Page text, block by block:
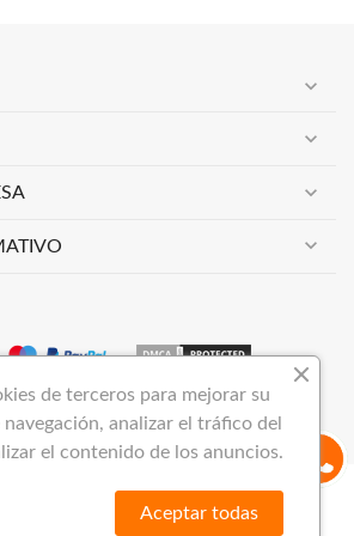
expand_more
expand_more
expand_more
expand_more
NOW S.LTodos los derechos reservados.
de terceros para mejorar su
analizar el tráfico del
el contenido de los anuncios.
Aceptar todas